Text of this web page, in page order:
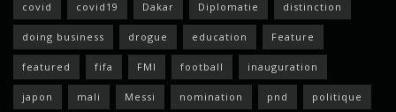
covid covid19 Dakar Diplomatie distinction
doing business drogue education Feature
featured fifa FMI football inauguration
japon mali Messi nomination pnd politique